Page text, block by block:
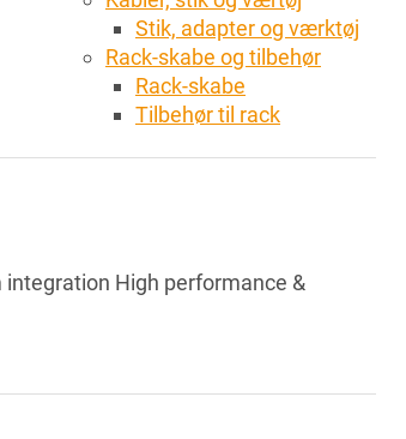
Stik, adapter og værktøj
Rack-skabe og tilbehør
Rack-skabe
Tilbehør til rack
integration High performance &